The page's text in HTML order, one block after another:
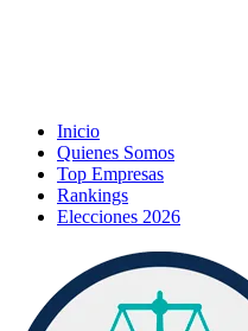
Inicio
Quienes Somos
Top Empresas
Rankings
Elecciones 2026